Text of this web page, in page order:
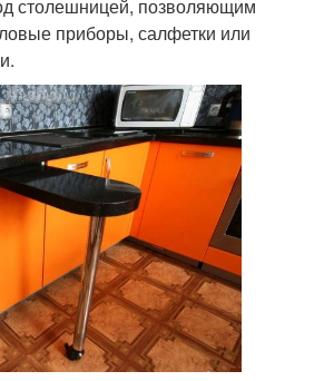
столешницей, позволяющим
приборы, салфетки или